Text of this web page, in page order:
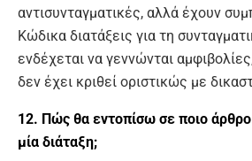
αντισυνταγματικές, αλλά έχουν
Κώδικα διατάξεις για τη
ενδέχεται να γεννώνται
δεν έχει κριθεί οριστικώς με
12. Πώς θα εντοπίσω σε ποιο
μία διάταξη;